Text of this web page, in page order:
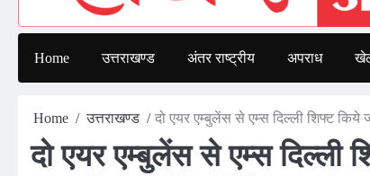
Home उत्तराखण्ड अंतर राष्ट्रीय अपराध
Home उत्तराखण्ड दो एयर एम्बुलेंस से एम्स दिल्ली शिफ्ट किये
दो एयर एम्बुलेंस से एम्स दिल्ली